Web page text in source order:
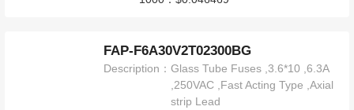
FAP-F6A30V2T02300BG
Description：Glass Tube Fuses ,3.6*10 ,6.3A
,250VAC ,Fast Acting Type ,Axial
strip Lead